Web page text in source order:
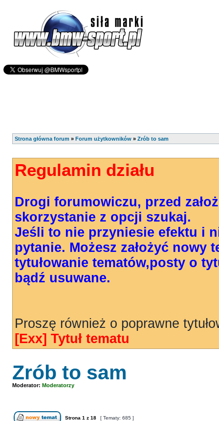
Strona główna forum » Forum użytkowników » Zrób to sam
Regulamin działu
Drogi forumowiczu, przed
skorzystanie z opcji szukaj.
Jeśli to nie przyniesie efektu i
pytanie. Możesz założyć nowy
tytułowanie tematów,posty o
bądź usuwane.
Proszę również o poprawne
[Exx] Tytuł tematu
Zrób to sam
Moderator: Moderatorzy
Strona 1 z 18 [ Tematy: 685 ]